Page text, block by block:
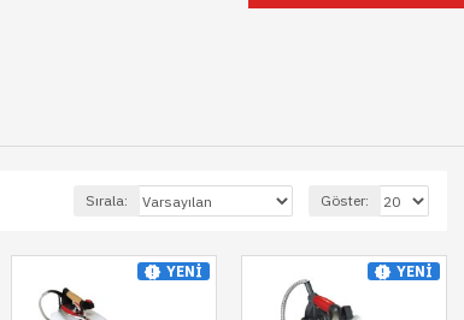
Sırala: Göster:
YENI YENI